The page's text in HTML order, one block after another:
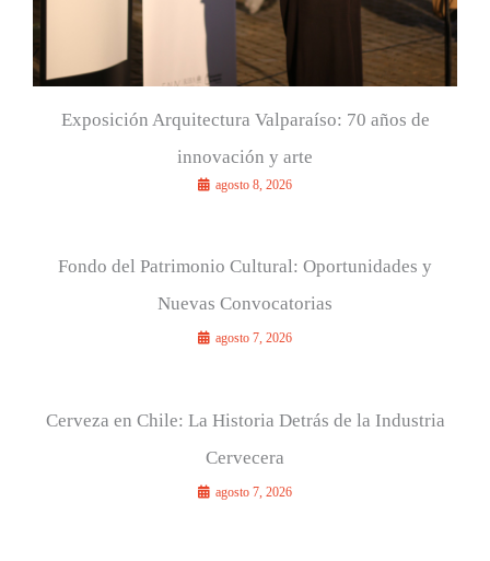
Exposición Arquitectura Valparaíso: 70 años de
innovación y arte
agosto 8, 2026
Fondo del Patrimonio Cultural: Oportunidades y
Nuevas Convocatorias
agosto 7, 2026
Cerveza en Chile: La Historia Detrás de la Industria
Cervecera
agosto 7, 2026